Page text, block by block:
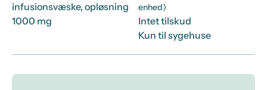
infusionsvæske, opløsning
1000 mg
enhed)
Intet tilskud
Kun til sygehuse